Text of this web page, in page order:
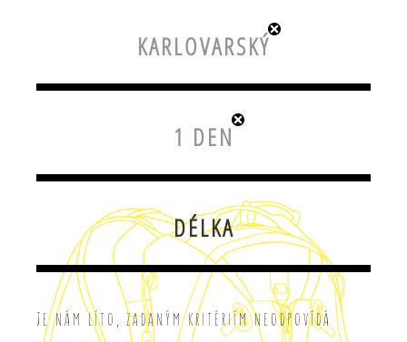
KARLOVARSKÝ
1 DEN
DÉLKA
Je nám líto, zadaným kritériím neodpovídá